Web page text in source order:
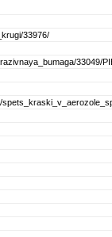
33976/
33049/